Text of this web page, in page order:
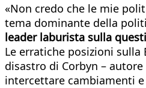
«Non credo che le mie
tema dominante della
leader laburista sulla
Le erratiche posizioni
disastro di Corbyn –
intercettare cambiamenti